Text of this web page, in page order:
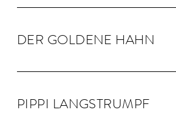
DER GOLDENE HAHN
PIPPI LANG­STRUMPF